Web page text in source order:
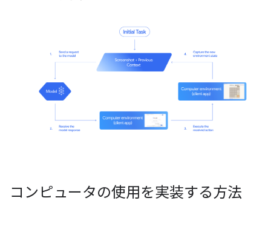
コンピュータの使用を実装する方法